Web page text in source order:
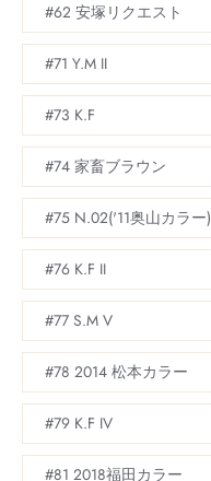
#62 安塚リクエスト
#71 Y.M II
#73 K.F
#74 家畜ブラウン
#75 N.02('11奥山カラー)
#76 K.F II
#77 S.M V
#78 2014 松本カラー
#79 K.F IV
#81 2018福田カラー